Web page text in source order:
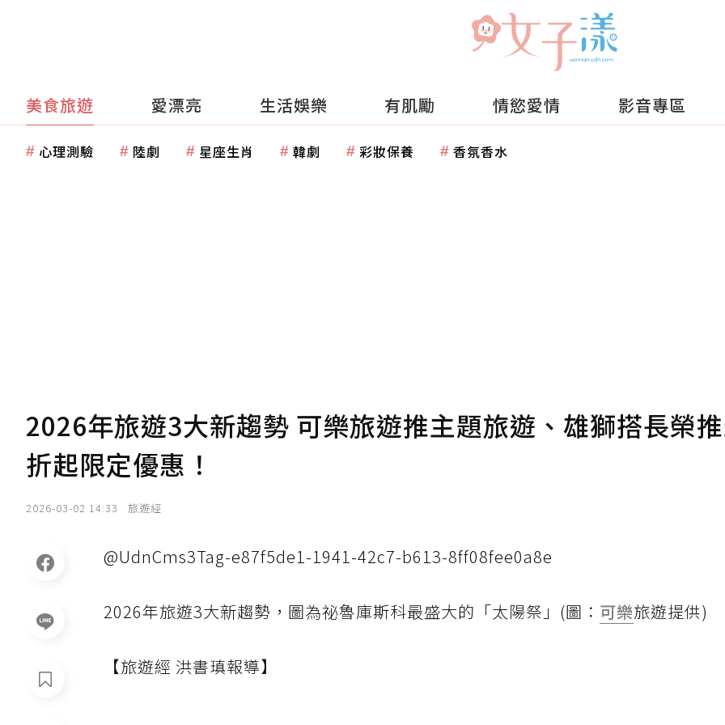
美食旅遊 愛漂亮 生活娛樂 有肌勵 情慾愛情 影音專區
心理測驗 陸劇 星座生肖 韓劇 彩妝保養 香氛香水
2026年旅遊3大新趨勢 可樂旅遊推主題旅遊、雄獅搭長榮
折起限定優惠！
2026-03-02 14:33 旅遊經
@UdnCms3Tag-e87f5de1-1941-42c7-b613-8ff08fee0a8e
2026年旅遊3大新趨勢，圖為祕魯庫斯科最盛大的「太陽祭」(圖： 可樂旅遊提供)
【旅遊經 洪書瑱報導】